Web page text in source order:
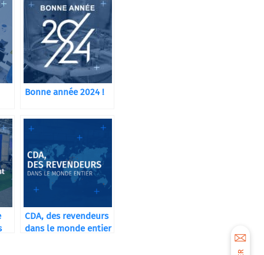
Bonne année 2024 !
CDA, des revendeurs
dans le monde entier